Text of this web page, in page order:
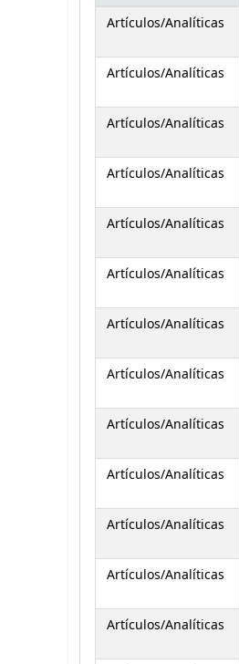
Existencias
Artículos/Analíticas
Artículos/Analíticas
Artículos/Analíticas
Artículos/Analíticas
Artículos/Analíticas
Artículos/Analíticas
Artículos/Analíticas
Artículos/Analíticas
Artículos/Analíticas
Artículos/Analíticas
Artículos/Analíticas
Artículos/Analíticas
Artículos/Analíticas